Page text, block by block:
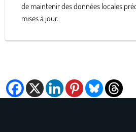
de maintenir des données locales
mises à jour.